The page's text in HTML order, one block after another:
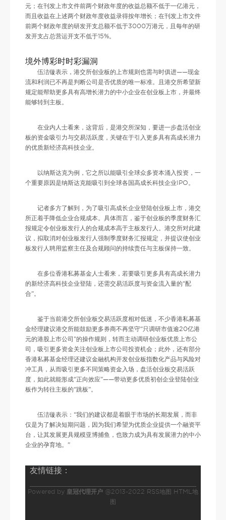
元；在刊发上市文件前两个财政年度的收益总额不低于一亿港元，
而且收益在上述两个财政年度收益录得按年增长；在刊发上市文件
前两个财政年度的研发开支总额不低于3000万港元，且每年的研
发开支占总营运开支不低于15%。
境外博彩时时彩漏洞
伍洁镟表示，港交所创业板的上市规则也需与时俱进——现金
流和利润已不再是判断公司是否优质的唯一标准。且港交所希望新
规定能帮助更多具有高增长潜力的中小企业在创业板上市，并最终
能够转到主板。
在业内人士看来，这背后，是港交所深知，要进一步盘活创业
板的资金吸引力与交易活跃度，关键在于引入更多具有高成长潜力
的优质新经济高科技企业。
以纳斯达克为例，它之所以能吸引全球众多资本涌入投资，一
个重要原因是纳斯达克能吸引到全球各国高成长科技企业IPO。
记者多方了解到，为了吸引高成长企业登陆创业板上市，港交
所正着手降低企业合规成本。具体而言，鉴于创业板的季度财务汇
报规定令创业板发行人的合规成本高于主板发行人。港交所对此建
议，拟取消对创业板发行人强制季度财务汇报规定，并提议使创业
板发行人聘用监察主任及合规顾问的持续责任与主板保持一致。
在多位香港私募基金人士看来，若要吸引更多具有高成长潜力
的新经济高科技企业登陆，还需交易活跃度与资金流入量的“配
合”。
鉴于当前港交所创业板交易活跃度相对低迷，不少香港私募基
金经理建议港交所能鼓励更多券商不再坚守“只调研市值逾20亿港
元的港股上市公司”的操作规则，转而主动调研创业板优质上市公
司，吸引更多资金关注创业板上市公司投资机会；此外，还有部分
香港私募基金经理还建议金融机构开发创业板指数化产品与风险对
冲工具，从而吸引更多不同策略资金入场，盘活创业板交易活跃
度，如此就能形成“正向效应”——带动更多优质初创企业登陆创业
板作为转往主板的“跳板”。
伍洁镟表示：“我们的建议都是着眼于市场的长期发展，而非
仅是为了解决短期问题，因为我们希望为优质企业提供一个融资平
台，让其发展更具规模亚博捕鱼，也致力成为具有发展潜力的中小
企业的孕育地。”
友情链接：
Powered by 皇冠代理开户 @2013-2022 RSS地图 HTML地
图